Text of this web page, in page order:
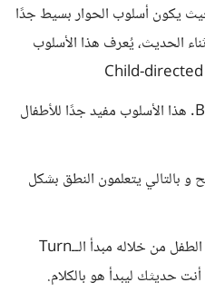
يكون أسلوب الحوار بسيط جدًا
الحديث، يُعرف هذا الأسلوب
و المعروف أيضًا بــBaby talk. هذا الأسلوب مفيد جدًا للأطفال
بالتالي يتعلمون النطق بشكل
2/ لأنه أسلوب حواري، يتعلم الطفل من خلاله مبدأ الــTurn